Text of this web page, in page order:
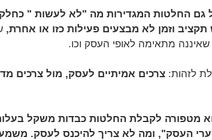
גם החלטות המגדירות מה "לא לעשות "
וזמן לא מבצעים פעילות כזו או אחרת,
מתאימה לאופי העסק וכו.
לזהות: צרכים אמיתיים לעסק, מול צרכים
מטפורה לקבלת החלטות כבדות משקל
העסק", ומה לא צריך להיכנס לעסק.